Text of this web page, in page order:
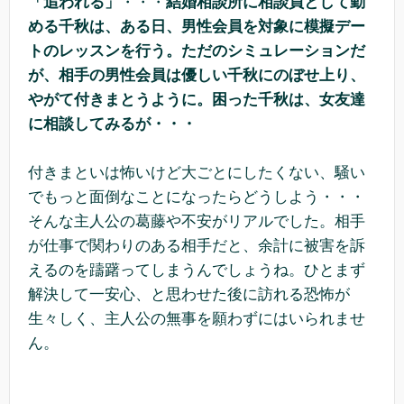
める千秋は、ある日、男性会員を対象に模擬デー
トのレッスンを行う。ただのシミュレーションだ
が、相手の男性会員は優しい千秋にのぼせ上り、
やがて付きまとうように。困った千秋は、女友達
に相談してみるが・・・
付きまといは怖いけど大ごとにしたくない、騒い
でもっと面倒なことになったらどうしよう・・・
そんな主人公の葛藤や不安がリアルでした。相手
が仕事で関わりのある相手だと、余計に被害を訴
えるのを躊躇ってしまうんでしょうね。ひとまず
解決して一安心、と思わせた後に訪れる恐怖が
生々しく、主人公の無事を願わずにはいられませ
ん。